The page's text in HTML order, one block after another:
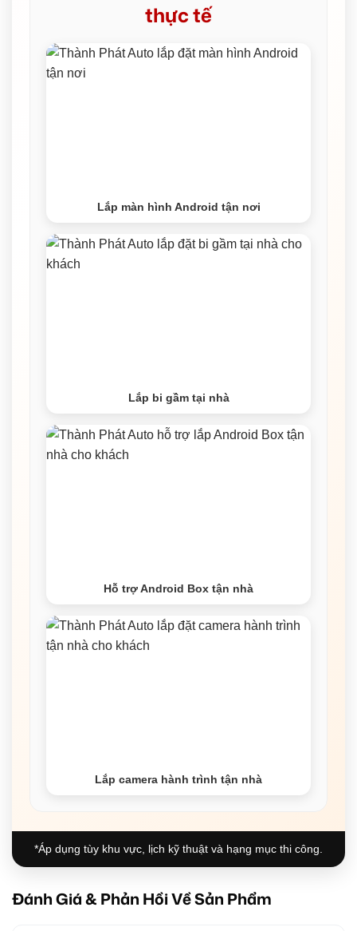
thực tế
Lắp màn hình Android tận nơi
Lắp bi gầm tại nhà
Hỗ trợ Android Box tận nhà
Lắp camera hành trình tận nhà
*Áp dụng tùy khu vực, lịch kỹ thuật và hạng mục thi công.
Đánh Giá & Phản Hồi Về Sản Phẩm